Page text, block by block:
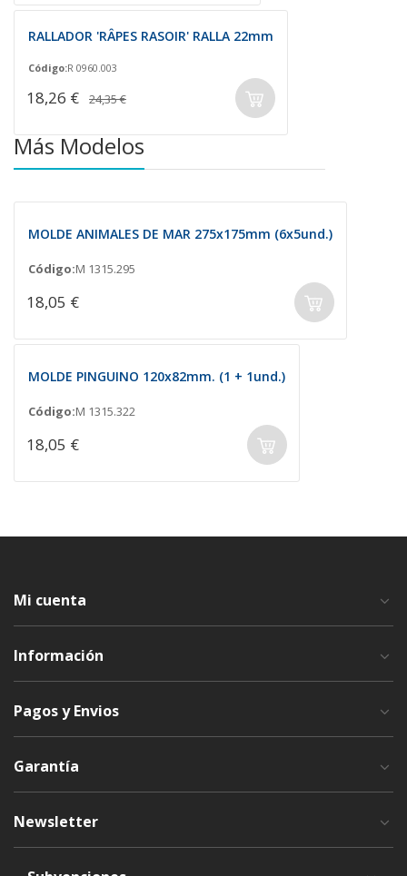
RALLADOR 'RÂPES RASOIR' RALLA 22mm
Código:R 0960.003
18,26 € 24,35 €
Más Modelos
MOLDE ANIMALES DE MAR 275x175mm (6x5und.)
Código:M 1315.295
18,05 €
MOLDE PINGUINO 120x82mm. (1 + 1und.)
Código:M 1315.322
18,05 €
Mi cuenta
Información
Pagos y Envios
Garantía
Newsletter